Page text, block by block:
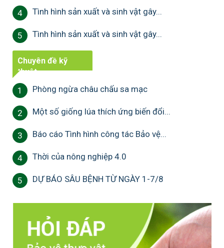
4 Tình hình sản xuất và sinh vật gây...
5 Tình hình sản xuất và sinh vật gây...
Chuyên đề kỹ
thuật
1 Phòng ngừa châu chấu sa mạc
2 Một số giống lúa thích ứng biến đổi...
3 Báo cáo Tình hình công tác Bảo vệ...
4 Thời của nông nghiệp 4.0
5 DỰ BÁO SÂU BỆNH TỪ NGÀY 1-7/8